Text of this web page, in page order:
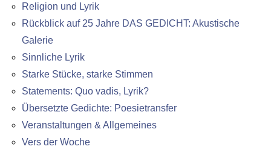
Religion und Lyrik
Rückblick auf 25 Jahre DAS GEDICHT: Akustische
Galerie
Sinnliche Lyrik
Starke Stücke, starke Stimmen
Statements: Quo vadis, Lyrik?
Übersetzte Gedichte: Poesietransfer
Veranstaltungen & Allgemeines
Vers der Woche